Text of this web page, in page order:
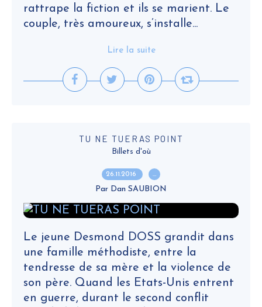
rattrape la fiction et ils se marient. Le
couple, très amoureux, s’installe...
Lire la suite
TU NE TUERAS POINT
Billets d'où
26.11.2016 …
Par Dan SAUBION
Le jeune Desmond DOSS grandit dans
une famille méthodiste, entre la
tendresse de sa mère et la violence de
son père. Quand les Etats-Unis entrent
en guerre, durant le second conflit